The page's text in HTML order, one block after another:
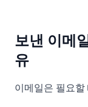
보낸 이메
유
이메일은 필요